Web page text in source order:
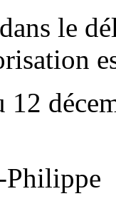
le
12
Philippe